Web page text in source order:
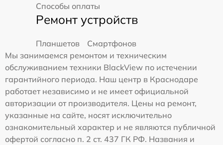
Способы оплаты
Ремонт устройств
Планшетов
Смартфонов
Мы занимаемся ремонтом и техническим
обслуживанием техники BlackView по истечении
гарантийного периода. Наш центр в Краснодаре
работает независимо и не имеет официальной
авторизации от производителя. Цены на ремонт,
указанные на сайте, носят исключительно
ознакомительный характер и не являются публичной
офертой согласно п. 2 ст. 437 ГК РФ. Названия и